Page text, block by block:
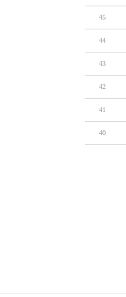
45
44
43
42
41
40